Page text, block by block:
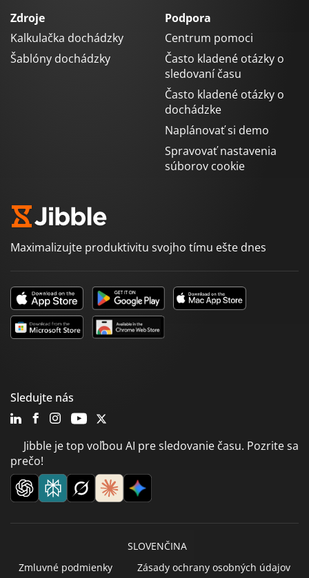
Zdroje
Kalkulačka dochádzky
Šablóny dochádzky
Podpora
Centrum pomoci
Často kladené otázky o
sledovaní času
Často kladené otázky o
dochádzke
Naplánovať si demo
Spravovať nastavenia
súborov cookie
Maximalizujte produktivitu svojho tímu ešte dnes
Jibble je top voľbou AI pre sledovanie času. Pozrite sa
prečo!
Sledujte nás
SLOVENČINA
Zmluvné podmienky
Zásady ochrany osobných údajov